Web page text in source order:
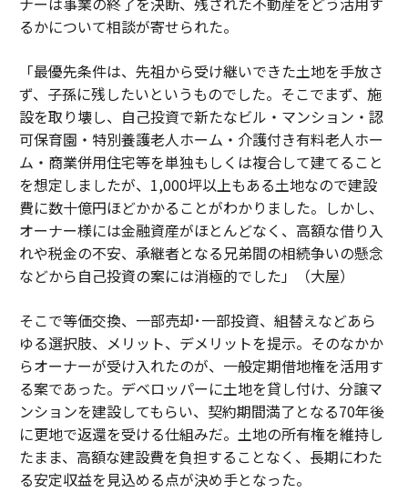
るかについて相談が寄せられた。
「最優先条件は、先祖から受け継いできた土地を手放さ
ず、子孫に残したいというものでした。そこでまず、施
設を取り壊し、自己投資で新たなビル・マンション・認
可保育園・特別養護老人ホーム・介護付き有料老人ホー
ム・商業併用住宅等を単独もしくは複合して建てること
を想定しましたが、1,000坪以上もある土地なので建設
費に数十億円ほどかかることがわかりました。しかし、
オーナー様には金融資産がほとんどなく、高額な借り入
れや税金の不安、承継者となる兄弟間の相続争いの懸念
などから自己投資の案には消極的でした」（大屋）
そこで等価交換、一部売却･一部投資、組替えなどあら
ゆる選択肢、メリット、デメリットを提示。そのなかか
らオーナーが受け入れたのが、一般定期借地権を活用す
る案であった。デベロッパーに土地を貸し付け、分譲マ
ンションを建設してもらい、契約期間満了となる70年後
に更地で返還を受ける仕組みだ。土地の所有権を維持し
たまま、高額な建設費を負担することなく、長期にわた
る安定収益を見込める点が決め手となった。